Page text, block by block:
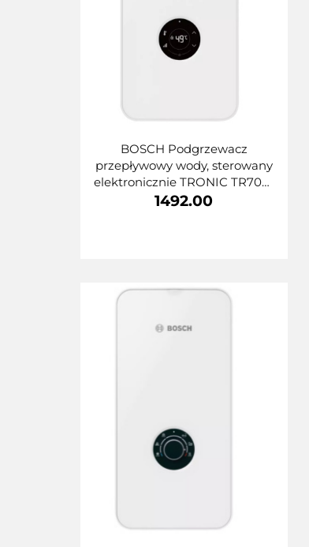
BOSCH Podgrzewacz
przepływowy wody, sterowany
elektronicznie TRONIC TR7001
15/18/21kW 7736506139
1492.00